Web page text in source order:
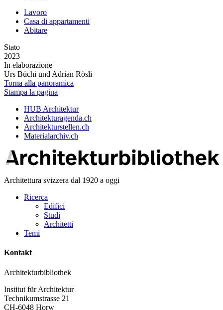
Lavoro
Casa di appartamenti
Abitare
Stato
2023
In elaborazione
Urs Büchi und Adrian Rösli
Torna alla panoramica
Stampa la pagina
HUB Architektur
Architekturagenda.ch
Architekturstellen.ch
Materialarchiv.ch
Architettura svizzera dal 1920 a oggi
Ricerca
Edifici
Studi
Architetti
Temi
Kontakt
Architekturbibliothek
Institut für Architektur
Technikumstrasse 21
CH-6048 Horw